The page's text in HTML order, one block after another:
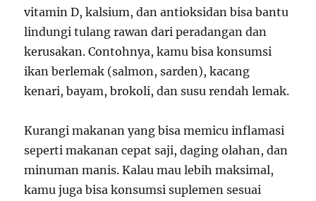
vitamin D, kalsium, dan antioksidan bisa bantu
lindungi tulang rawan dari peradangan dan
kerusakan. Contohnya, kamu bisa konsumsi
ikan berlemak (salmon, sarden), kacang
kenari, bayam, brokoli, dan susu rendah lemak.
Kurangi makanan yang bisa memicu inflamasi
seperti makanan cepat saji, daging olahan, dan
minuman manis. Kalau mau lebih maksimal,
kamu juga bisa konsumsi suplemen sesuai